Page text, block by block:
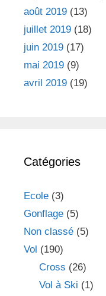
août 2019 (13)
juillet 2019 (18)
juin 2019 (17)
mai 2019 (9)
avril 2019 (19)
Catégories
Ecole (3)
Gonflage (5)
Non classé (5)
Vol (190)
Cross (26)
Vol à Ski (1)